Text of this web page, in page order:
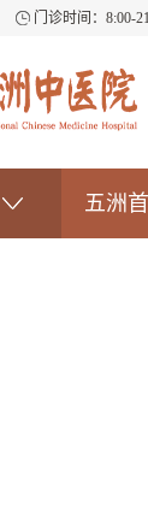
门诊时间：8:00-
五洲